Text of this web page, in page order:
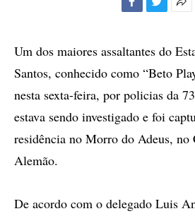
Um dos maiores assaltantes do
Santos, conhecido como “Beto
nesta sexta-feira, por policias da
estava sendo investigado e foi
residência no Morro do Adeus, no
Alemão.
De acordo com o delegado Luis